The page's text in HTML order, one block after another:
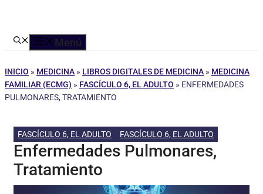
Menú
INICIO » MEDICINA » LIBROS DIGITALES DE MEDICINA » MEDICINA
FAMILIAR (ECMG) » FASCÍCULO 6, EL ADULTO » ENFERMEDADES
PULMONARES, TRATAMIENTO
FASCÍCULO 6, EL ADULTO FASCÍCULO 6, EL ADULTO
Enfermedades Pulmonares,
Tratamiento